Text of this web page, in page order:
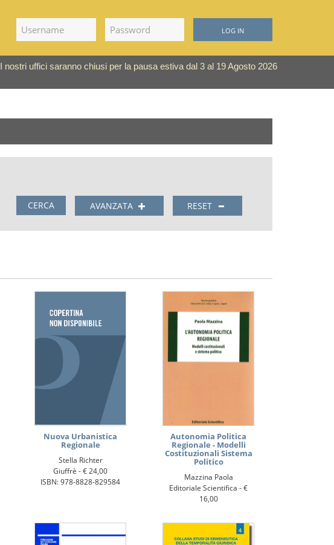
LOG IN
I nostri uffici saranno chiusi per la pausa estiva dal 3 al 19 Agosto 2026
CERCA AVANZATA RESET
Nuova Urbanistica
Regionale
Stella Richter
Giuffrè -€ 24,00
ISBN: 978-8828-829584
Autonomia Politica
Regionale - Modelli
Costituzionali Sistema
Politico
Mazzina Paola
Editoriale Scientifica -€
16,00